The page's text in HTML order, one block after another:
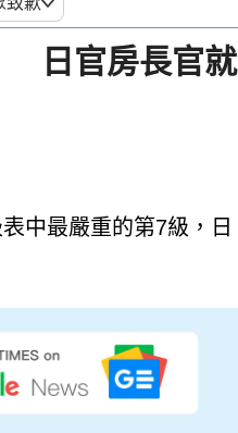
日官房長官就
中最嚴重的第7級，日